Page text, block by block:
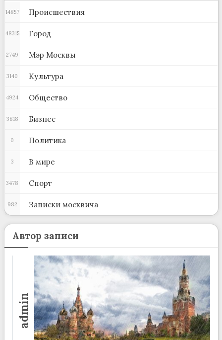
Происшествия
14857
Город
48315
Мэр Москвы
2749
Культура
3140
Общество
4924
Бизнес
3818
Политика
0
В мире
3
Спорт
3478
Записки москвича
982
Автор записи
admin